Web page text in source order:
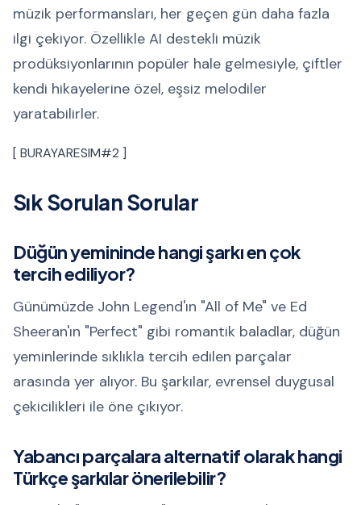
müzik performansları, her geçen gün daha fazla
ilgi çekiyor. Özellikle AI destekli müzik
prodüksiyonlarının popüler hale gelmesiyle, çiftler
kendi hikayelerine özel, eşsiz melodiler
yaratabilirler.
[ BURAYARESIM#2 ]
Sık Sorulan Sorular
Düğün yemininde hangi şarkı en çok
tercih ediliyor?
Günümüzde John Legend'ın "All of Me" ve Ed
Sheeran'ın "Perfect" gibi romantik baladlar, düğün
yeminlerinde sıklıkla tercih edilen parçalar
arasında yer alıyor. Bu şarkılar, evrensel duygusal
çekicilikleri ile öne çıkıyor.
Yabancı parçalara alternatif olarak hangi
Türkçe şarkılar önerilebilir?